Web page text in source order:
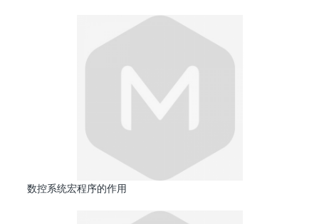
数控系统宏程序的作用